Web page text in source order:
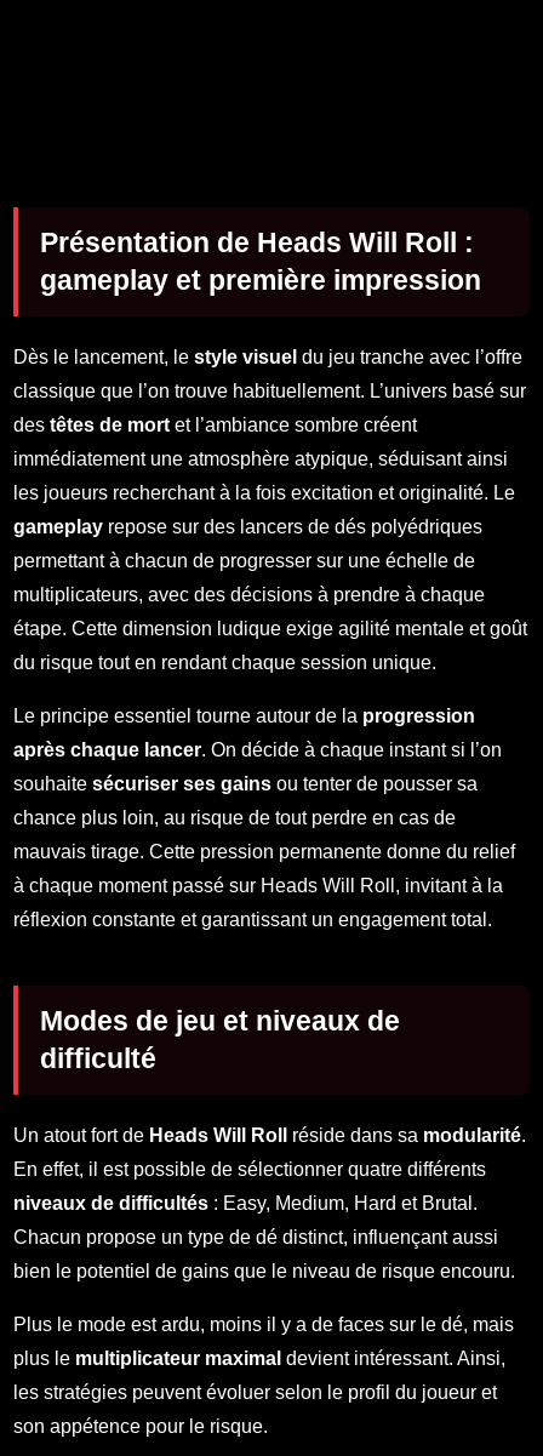
Présentation de Heads Will Roll :
gameplay et première impression
Dès le lancement, lestyle visuel du jeu tranche avec l’offre
classique que l’on trouve habituellement. L’univers basé sur
destêtes de mort et l’ambiance sombre créent
immédiatement une atmosphère atypique, séduisant ainsi
les joueurs recherchant à la fois excitation et originalité. Le
gameplay repose sur des lancers de dés polyédriques
permettant à chacun de progresser sur une échelle de
multiplicateurs, avec des décisions à prendre à chaque
étape. Cette dimension ludique exige agilité mentale et goût
du risque tout en rendant chaque session unique.
Le principe essentiel tourne autour de la progression
après chaque lancer. On décide à chaque instant si l’on
souhaitesécuriser ses gains ou tenter de pousser sa
chance plus loin, au risque de tout perdre en cas de
mauvais tirage. Cette pression permanente donne du relief
à chaque moment passé sur Heads Will Roll, invitant à la
réflexion constante et garantissant un engagement total.
Modes de jeu et niveaux de
difficulté
Un atout fort de Heads Will Roll réside dans sa modularité.
En effet, il est possible de sélectionner quatre différents
niveaux de difficultés : Easy, Medium, Hard et Brutal.
Chacun propose un type de dé distinct, influençant aussi
bien le potentiel de gains que le niveau de risque encouru.
Plus le mode est ardu, moins il y a de faces sur le dé, mais
plus le multiplicateur maximal devient intéressant. Ainsi,
les stratégies peuvent évoluer selon le profil du joueur et
son appétence pour le risque.